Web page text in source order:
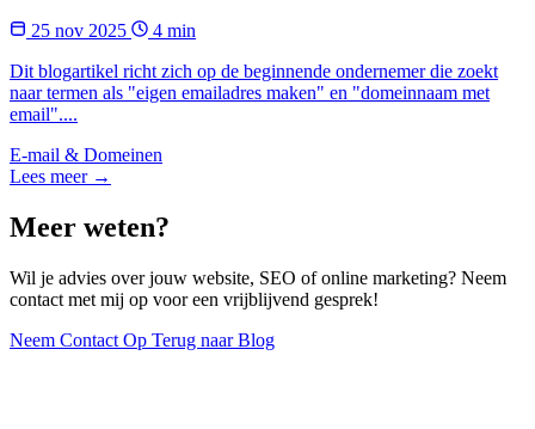
25 nov 2025
4 min
Dit blogartikel richt zich op de beginnende ondernemer die zoekt
naar termen als "eigen emailadres maken" en "domeinnaam met
email"....
E-mail & Domeinen
Lees meer →
Meer weten?
Wil je advies over jouw website, SEO of online marketing? Neem
contact met mij op voor een vrijblijvend gesprek!
Neem Contact Op Terug naar Blog